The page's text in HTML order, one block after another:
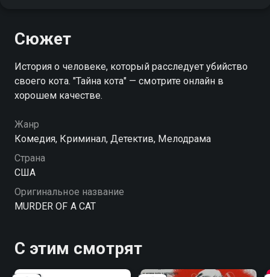
Сюжет
История о человеке, который расследует убийство
своего кота. "Тайна кота" — смотрите онлайн в
хорошем качестве.
Жанр
Комедия, Криминал, Детектив, Мелодрама
Страна
США
Оригинальное название
MURDER OF A CAT
С этим смотрят